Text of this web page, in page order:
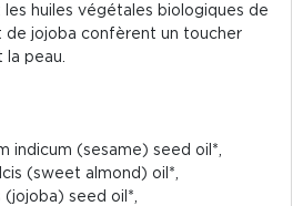
les huiles végétales biologiques de
de jojoba confèrent un toucher
peau.
indicum (sesame) seed oil*,
(sweet almond) oil*,
(jojoba) seed oil*,